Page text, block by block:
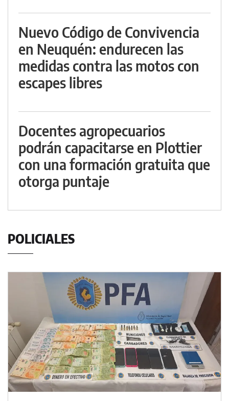
Nuevo Código de Convivencia
en Neuquén: endurecen las
medidas contra las motos con
escapes libres
Docentes agropecuarios
podrán capacitarse en Plottier
con una formación gratuita que
otorga puntaje
POLICIALES